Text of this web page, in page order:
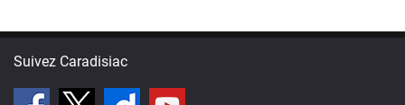
Suivez Caradisiac